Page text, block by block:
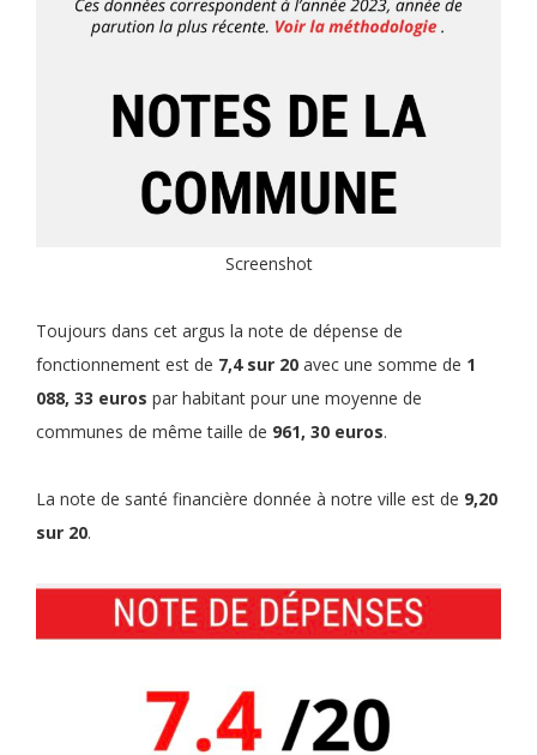
Screenshot
Toujours dans cet argus la note de dépense de
fonctionnement est de 7,4 sur 20 avec une somme de 1
088, 33 euros par habitant pour une moyenne de
communes de même taille de 961, 30 euros.
La note de santé financière donnée à notre ville est de 9,20
sur 20.